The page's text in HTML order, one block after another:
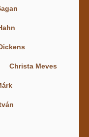
Christa Meves